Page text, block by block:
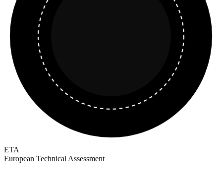
ETA
European Technical Assessment